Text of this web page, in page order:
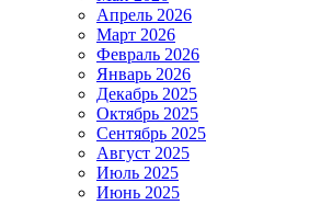
Апрель 2026
Март 2026
Февраль 2026
Январь 2026
Декабрь 2025
Октябрь 2025
Сентябрь 2025
Август 2025
Июль 2025
Июнь 2025